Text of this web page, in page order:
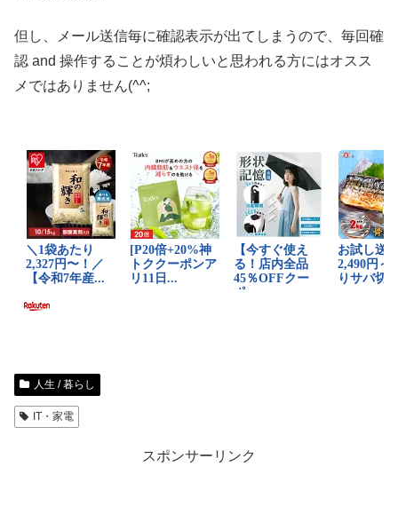
但し、メール送信毎に確認表示が出てしまうので、毎回確
認 and 操作することが煩わしいと思われる方にはオスス
メではありません(^^;
人生 / 暮らし
IT・家電
スポンサーリンク